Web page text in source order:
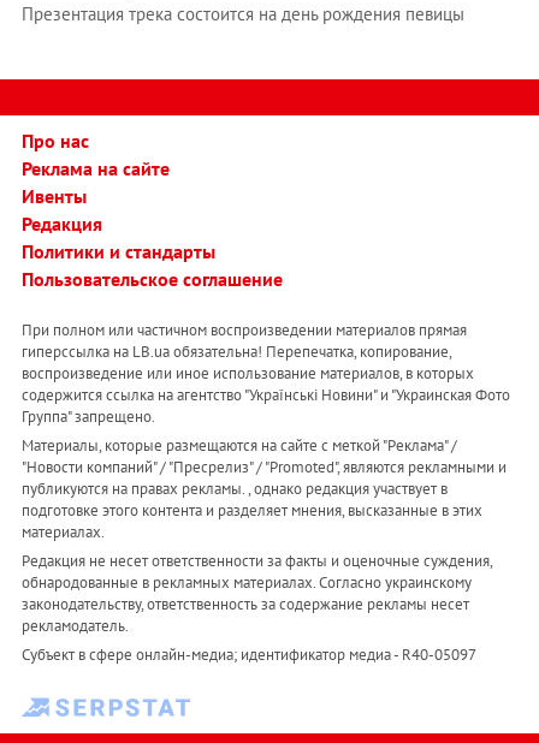
Презентация трека состоится на день рождения певицы
Про нас
Реклама на сайте
Ивенты
Редакция
Политики и стандарты
Пользовательское соглашение
При полном или частичном воспроизведении материалов прямая
гиперссылка на LB.ua обязательна! Перепечатка, копирование,
воспроизведение или иное использование материалов, в которых
содержится ссылка на агентство "Українськi Новини" и "Украинская Фото
Группа" запрещено.
Материалы, которые размещаются на сайте с меткой "Реклама" /
"Новости компаний" / "Пресрелиз" / "Promoted", являются рекламными и
публикуются на правах рекламы. , однако редакция участвует в
подготовке этого контента и разделяет мнения, высказанные в этих
материалах.
Редакция не несет ответственности за факты и оценочные суждения,
обнародованные в рекламных материалах. Согласно украинскому
законодательству, ответственность за содержание рекламы несет
рекламодатель.
Субъект в сфере онлайн-медиа; идентификатор медиа - R40-05097